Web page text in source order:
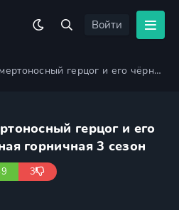
Войти
герцог и его чёрная горничная 3 сезон
герцог и его
горничная 3 сезон
3